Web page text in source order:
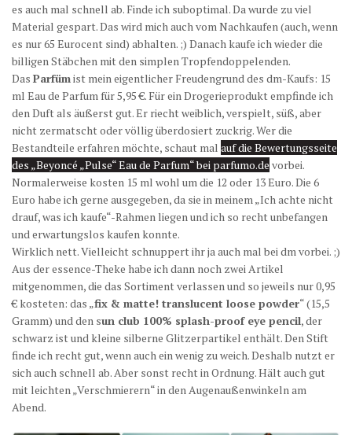
es auch mal schnell ab. Finde ich suboptimal. Da wurde zu viel
Material gespart. Das wird mich auch vom Nachkaufen (auch, wenn
es nur 65 Eurocent sind) abhalten. ;) Danach kaufe ich wieder die
billigen Stäbchen mit den simplen Tropfendoppelenden.
Das Parfümist mein eigentlicher Freudengrund des dm-Kaufs: 15
ml Eau de Parfum für 5,95 €. Für ein Drogerieprodukt empfinde ich
den Duft als äußerst gut. Er riecht weiblich, verspielt, süß, aber
nicht zermatscht oder völlig überdosiert zuckrig. Wer die
Bestandteile erfahren möchte, schaut mal auf die Bewertungsseite
des „Beyoncé „Pulse“ Eau de Parfum“ bei parfumo.de vorbei.
Normalerweise kosten 15 ml wohl um die 12 oder 13 Euro. Die 6
Euro habe ich gerne ausgegeben, da sie in meinem „Ich achte nicht
drauf, was ich kaufe“-Rahmen liegen und ich so recht unbefangen
und erwartungslos kaufen konnte.
Wirklich nett. Vielleicht schnuppert ihr ja auch mal bei dm vorbei. ;)
Aus der essence-Theke habe ich dann noch zwei Artikel
mitgenommen, die das Sortiment verlassen und so jeweils nur 0,95
€ kosteten: das „fix & matte! translucent loose powder“ (15,5
Gramm) und den sun club 100% splash-proof eye pencil, der
schwarz ist und kleine silberne Glitzerpartikel enthält. Den Stift
finde ich recht gut, wenn auch ein wenig zu weich. Deshalb nutzt er
sich auch schnell ab. Aber sonst recht in Ordnung. Hält auch gut
mit leichten „Verschmierern“ in den Augenaußenwinkeln am
Abend.